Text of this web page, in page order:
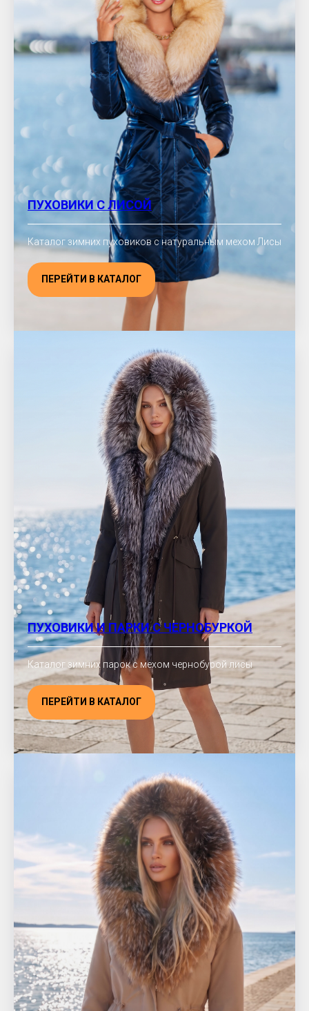
ПУХОВИКИ С ЛИСОЙ
Каталог зимних пуховиков с натуральным мехом Лисы
ПЕРЕЙТИ В КАТАЛОГ
ПУХОВИКИ И ПАРКИ С ЧЕРНОБУРКОЙ
Каталог зимних парок с мехом чернобурой лисы
ПЕРЕЙТИ В КАТАЛОГ